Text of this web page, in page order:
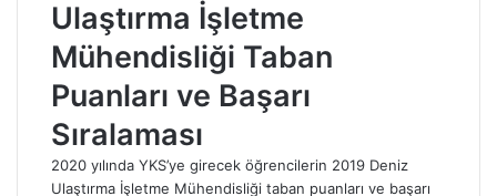
Ulaştırma İşletme
Mühendisliği Taban
Puanları ve Başarı
Sıralaması
2020 yılında YKS’ye girecek öğrencilerin 2019 Deniz
Ulaştırma İşletme Mühendisliği taban puanları ve başarı